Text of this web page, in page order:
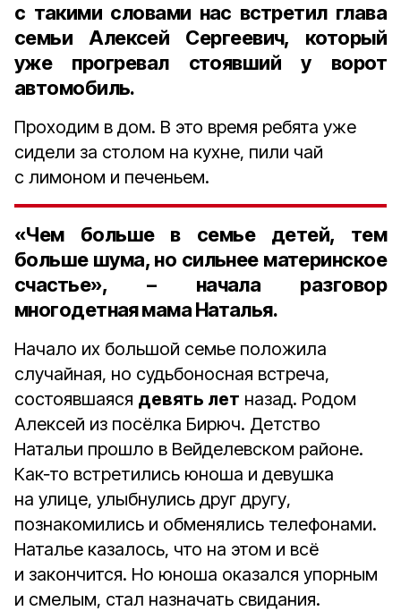
с такими словами нас встретил глава
семьи Алексей Сергеевич, который
уже прогревал стоявший у ворот
автомобиль.
Проходим в дом. В это время ребята уже
сидели за столом на кухне, пили чай
с лимоном и печеньем.
«Чем больше в семье детей, тем
больше шума, но сильнее материнское
счастье», – начала разговор
многодетная мама Наталья.
Начало их большой семье положила
случайная, но судьбоносная встреча,
состоявшаяся девять лет назад. Родом
Алексей из посёлка Бирюч. Детство
Натальи прошло в Вейделевском районе.
Как‑то встретились юноша и девушка
на улице, улыбнулись друг другу,
познакомились и обменялись телефонами.
Наталье казалось, что на этом и всё
и закончится. Но юноша оказался упорным
и смелым, стал назначать свидания.